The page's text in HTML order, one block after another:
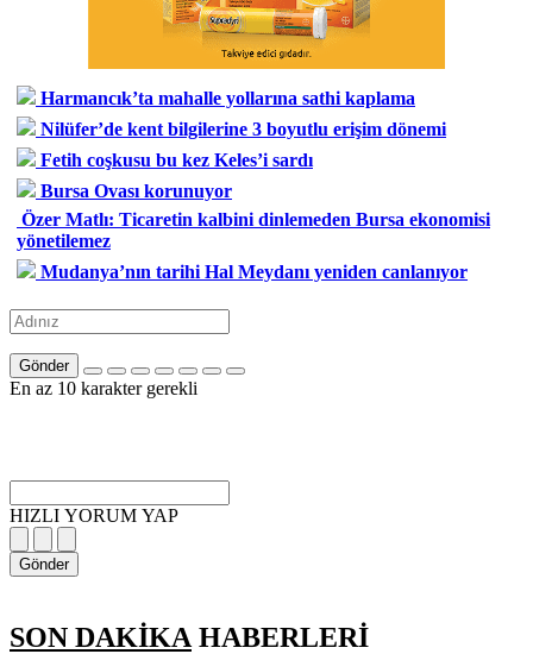
Harmancık’ta mahalle yollarına sathi kaplama
Nilüfer’de kent bilgilerine 3 boyutlu erişim dönemi
Fetih coşkusu bu kez Keles’i sardı
Bursa Ovası korunuyor
Özer Matlı: Ticaretin kalbini dinlemeden Bursa ekonomisi
yönetilemez
Mudanya’nın tarihi Hal Meydanı yeniden canlanıyor
Gönder
En az 10 karakter gerekli
HIZLI YORUM YAP
Gönder
SON DAKİKA HABERLERİ